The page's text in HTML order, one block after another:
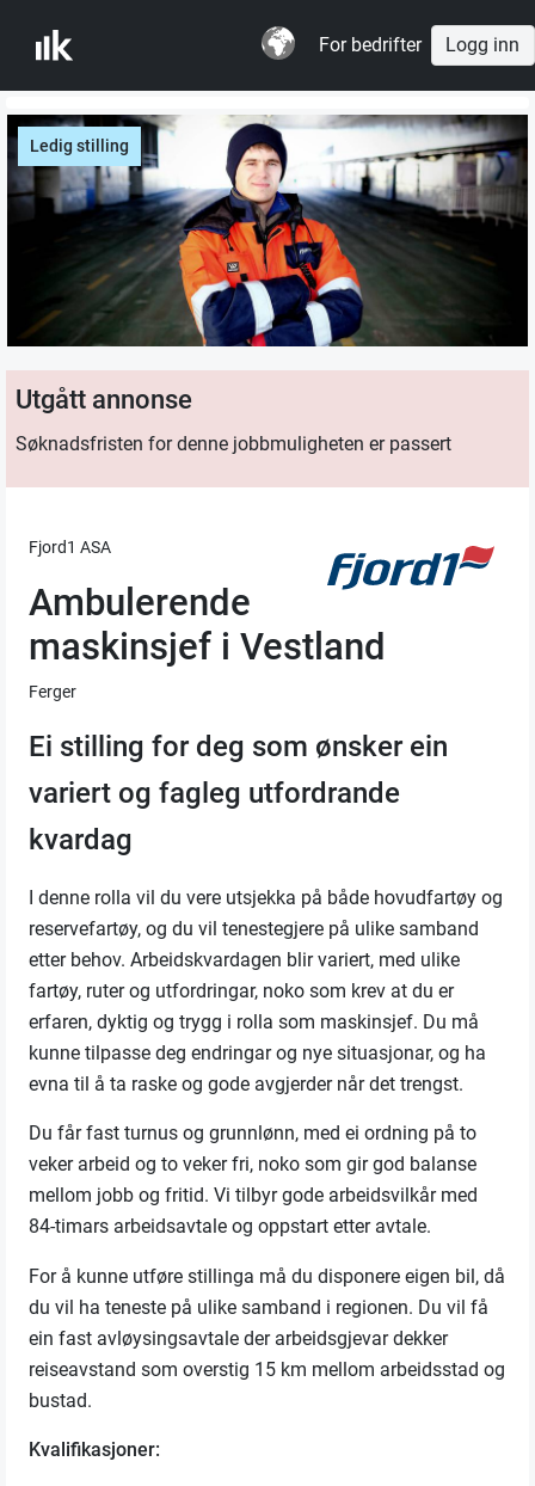
For bedrifter Logg inn
Ledig stilling
Utgått annonse
Søknadsfristen for denne jobbmuligheten er passert
Fjord1 ASA
Ambulerende
maskinsjef i Vestland
Ferger
Ei stilling for deg som ønsker ein
variert og fagleg utfordrande
kvardag
I denne rolla vil du vere utsjekka på både hovudfartøy og
reservefartøy, og du vil tenestegjere på ulike samband
etter behov. Arbeidskvardagen blir variert, med ulike
fartøy, ruter og utfordringar, noko som krev at du er
erfaren, dyktig og trygg i rolla som maskinsjef. Du må
kunne tilpasse deg endringar og nye situasjonar, og ha
evna til å ta raske og gode avgjerder når det trengst.
Du får fast turnus og grunnlønn, med ei ordning på to
veker arbeid og to veker fri, noko som gir god balanse
mellom jobb og fritid. Vi tilbyr gode arbeidsvilkår med
84-timars arbeidsavtale og oppstart etter avtale.
For å kunne utføre stillinga må du disponere eigen bil, då
du vil ha teneste på ulike samband i regionen. Du vil få
ein fast avløysingsavtale der arbeidsgjevar dekker
reiseavstand som overstig 15 km mellom arbeidsstad og
bustad.
Kvalifikasjoner: